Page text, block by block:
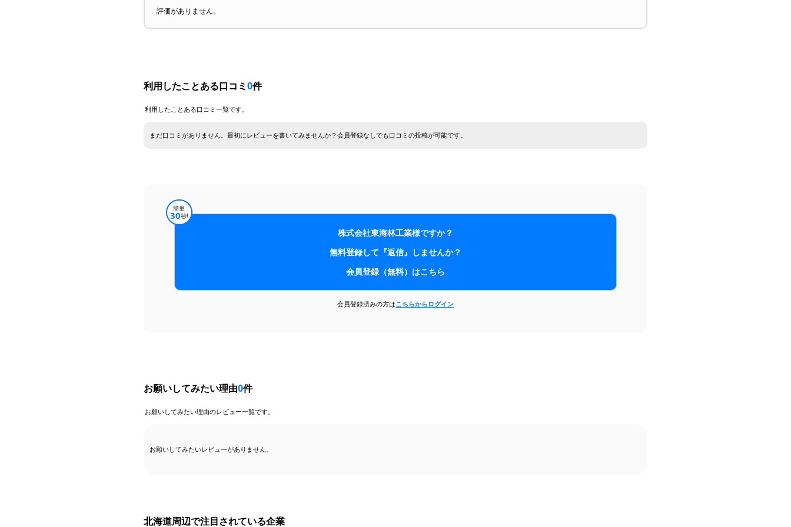
評価がありません。
利用したことある口コミ0件
利用したことある口コミ一覧です。
まだ口コミがありません。最初にレビューを書いてみませんか？会員登録なしでも口コミの投稿が可能です。
簡単
30秒!
株式会社東海林工業様ですか？
無料登録して『返信』しませんか？
会員登録（無料）はこちら
会員登録済みの方はこちらからログイン
お願いしてみたい理由0件
お願いしてみたい理由のレビュー一覧です。
お願いしてみたいレビューがありません。
北海道周辺で注目されている企業